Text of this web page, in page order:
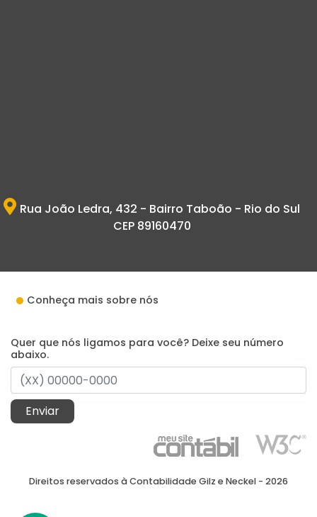
Rua João Ledra, 432 - Bairro Taboão - Rio do Sul
CEP 89160470
Conheça mais sobre nós
Quer que nós ligamos para você? Deixe seu número
abaixo.
Enviar
Direitos reservados à Contabilidade Gilz e Neckel - 2026